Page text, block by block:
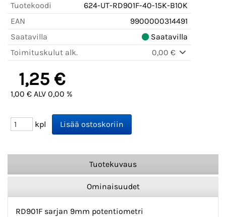
Tuotekoodi
624-UT-RD901F-40-15K-B10K
EAN
9900000314491
Saatavilla
Saatavilla
Toimituskulut alk.
0,00 €
1,25 €
1,00 € ALV 0,00 %
kpl
Tuotekuvaus
Ominaisuudet
RD901F sarjan 9mm potentiometri